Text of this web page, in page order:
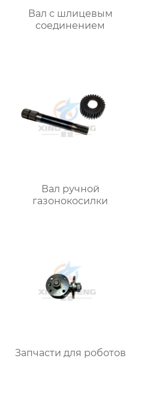
Вал с шлицевым
соединением
Вал ручной
газонокосилки
Запчасти для роботов